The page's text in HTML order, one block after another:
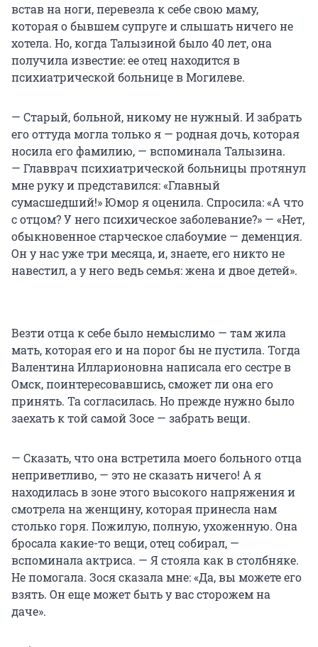
встав на ноги, перевезла к себе свою маму,
которая о бывшем супруге и слышать ничего не
хотела. Но, когда Талызиной было 40 лет, она
получила известие: ее отец находится в
психиатрической больнице в Могилеве.
— Старый, больной, никому не нужный. И забрать
его оттуда могла только я — родная дочь, которая
носила его фамилию, — вспоминала Талызина.
— Главврач психиатрической больницы протянул
мне руку и представился: «Главный
сумасшедший!» Юмор я оценила. Спросила: «А что
с отцом? У него психическое заболевание?» — «Нет,
обыкновенное старческое слабоумие — деменция.
Он у нас уже три месяца, и, знаете, его никто не
навестил, а у него ведь семья: жена и двое детей».
Везти отца к себе было немыслимо — там жила
мать, которая его и на порог бы не пустила. Тогда
Валентина Илларионовна написала его сестре в
Омск, поинтересовавшись, сможет ли она его
принять. Та согласилась. Но прежде нужно было
заехать к той самой Зосе — забрать вещи.
— Сказать, что она встретила моего больного отца
неприветливо, — это не сказать ничего! А я
находилась в зоне этого высокого напряжения и
смотрела на женщину, которая принесла нам
столько горя. Пожилую, полную, ухоженную. Она
бросала какие-то вещи, отец собирал, —
вспоминала актриса. — Я стояла как в столбняке.
Не помогала. Зося сказала мне: «Да, вы можете его
взять. Он еще может быть у вас сторожем на
даче».